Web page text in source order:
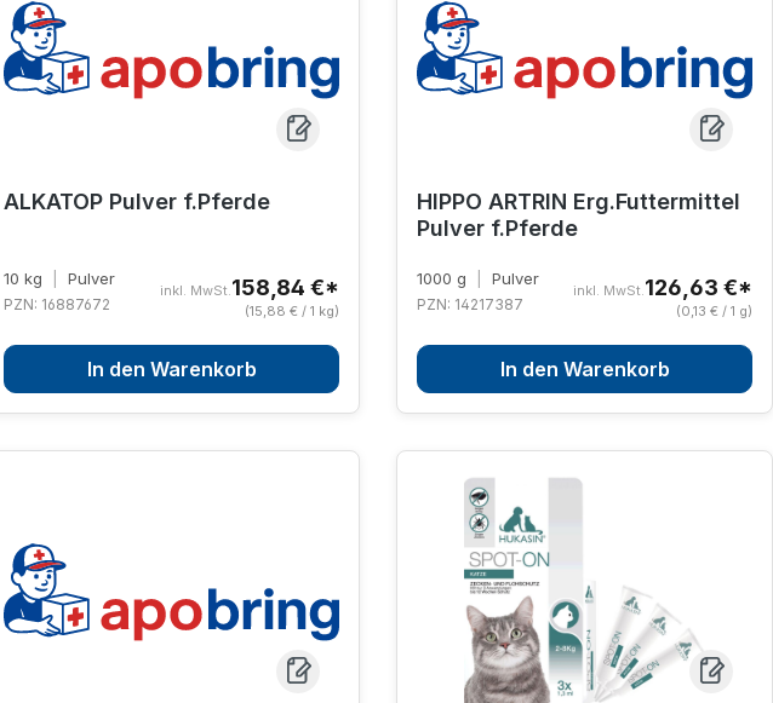
ALKATOP Pulver f.Pferde
10 kg Pulver
PZN: 16887672
inkl. MwSt.158,84 €*
(15,88 € / 1 kg)
In den Warenkorb
HIPPO ARTRIN Erg.Futtermittel
Pulver f.Pferde
1000 g Pulver
PZN: 14217387
inkl. MwSt.126,63 €*
(0,13 € / 1 g)
In den Warenkorb